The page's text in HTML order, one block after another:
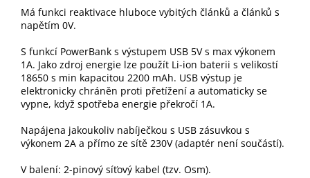
Má funkci reaktivace hluboce vybitých článků a článků s
napětím 0V.
S funkcí PowerBank s výstupem USB 5V s max výkonem
1A. Jako zdroj energie lze použít Li-ion baterii s velikostí
18650 s min kapacitou 2200 mAh. USB výstup je
elektronicky chráněn proti přetížení a automaticky se
vypne, když spotřeba energie překročí 1A.
Napájena jakoukoliv nabíječkou s USB zásuvkou s
výkonem 2A a přímo ze sítě 230V (adaptér není součástí).
V balení: 2-pinový síťový kabel (tzv. Osm).